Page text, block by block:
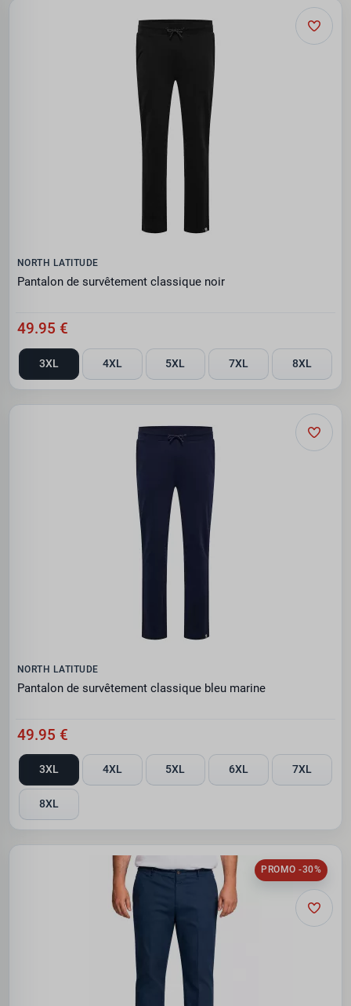
NORTH LATITUDE
Pantalon de survêtement classique noir
49.95 €
3XL 4XL 5XL 7XL 8XL
NORTH LATITUDE
Pantalon de survêtement classique bleu marine
49.95 €
3XL 4XL 5XL 6XL 7XL
8XL
PROMO -30%